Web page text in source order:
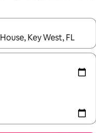
disponíveis,